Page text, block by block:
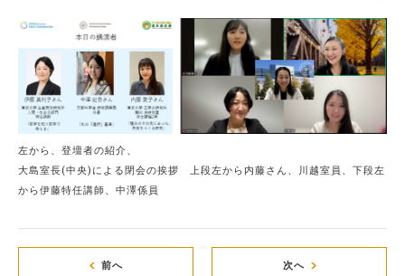
左から、登壇者の紹介、
大島室長(中央)による閉会の挨拶 上段左から内藤さん、川越室員、下段左
から伊藤特任講師、中澤係員
前へ 次へ